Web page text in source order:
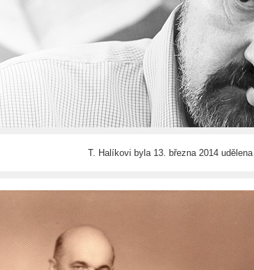
T. Halíkovi byla 13. března 2014 udělena